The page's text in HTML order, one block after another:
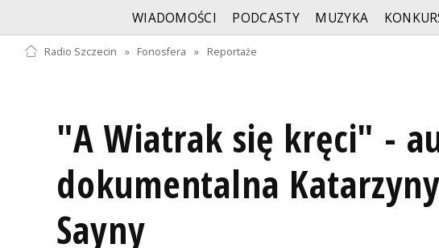
WIADOMOŚCI PODCASTY MUZYKA
Radio Szczecin » Fonosfera » Reportaże
"A Wiatrak się kręci" -
dokumentalna
Sayny